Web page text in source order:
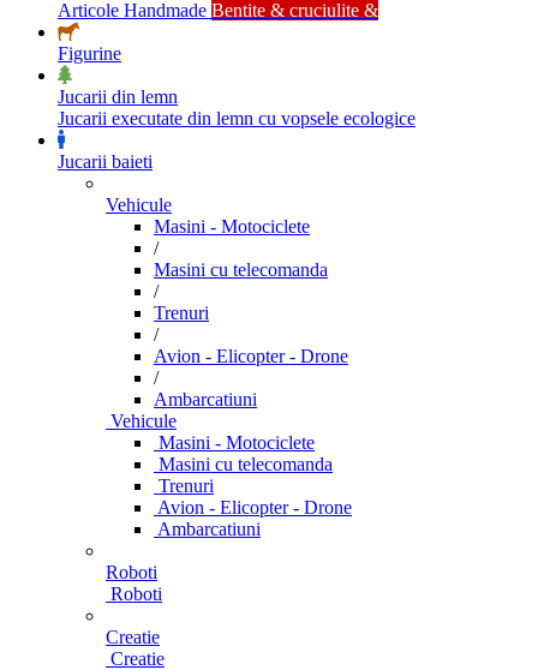
Articole Handmade Bentite & cruciulite &
Figurine
Jucarii din lemn
Jucarii executate din lemn cu vopsele ecologice
Jucarii baieti
Vehicule
Masini - Motociclete
/
Masini cu telecomanda
/
Trenuri
/
Avion - Elicopter - Drone
/
Ambarcatiuni
Vehicule
Masini - Motociclete
Masini cu telecomanda
Trenuri
Avion - Elicopter - Drone
Ambarcatiuni
Roboti
Roboti
Creatie
Creatie